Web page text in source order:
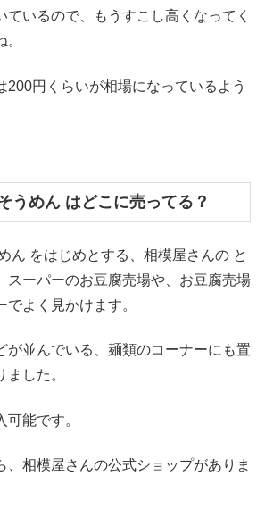
ているので、もうすこし高くなってく
200円くらいが相場になっているよう
うめん はどこに売ってる？
ん をはじめとする、相模屋さんの と
スーパーのお豆腐売場や、お豆腐売場
よく見かけます。
が並んでいる、麺類のコーナーにも置
した。
可能です。
、相模屋さんの公式ショップがありま